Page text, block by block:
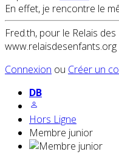
En effet, je rencontre le
Fred.th, pour le Relais
www.relaisdesenfants.org
Connexion ou Créer un
DB
Hors Ligne
Membre junior